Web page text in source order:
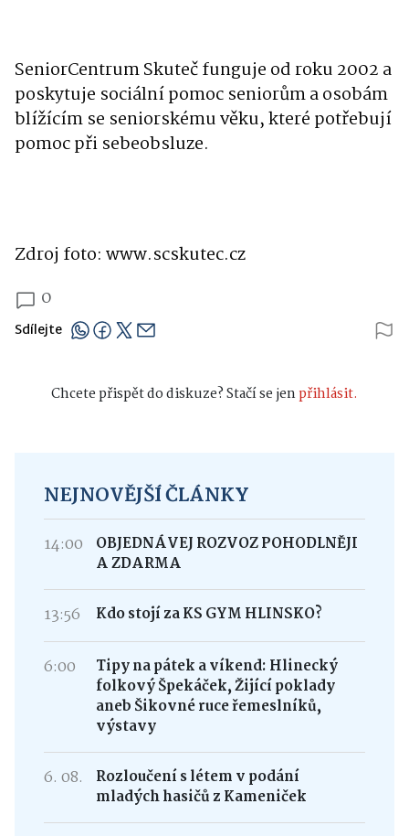
SeniorCentrum Skuteč funguje od roku 2002 a
poskytuje sociální pomoc seniorům a osobám
blížícím se seniorskému věku, které potřebují
pomoc při sebeobsluze.
Zdroj foto: www.scskutec.cz
0
Sdílejte
Chcete přispět do diskuze? Stačí se jenpřihlásit.
NEJNOVĚJŠÍ ČLÁNKY
14:00
OBJEDNÁVEJ ROZVOZ POHODLNĚJI
A ZDARMA
13:56 Kdo stojí za KS GYM HLINSKO?
6:00
Tipy na pátek a víkend: Hlinecký
folkový Špekáček, Žijící poklady
aneb Šikovné ruce řemeslníků,
výstavy
6. 08.
Rozloučení s létem v podání
mladých hasičů z Kameniček